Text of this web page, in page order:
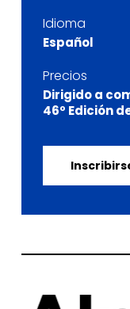
Idioma
Español
Precios
Dirigido a
46º Edición